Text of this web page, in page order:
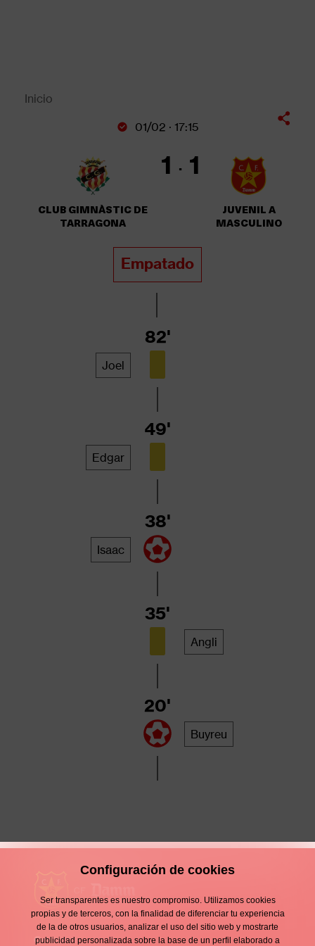
Sobrescribir
la
navegación
Inicio
01/02 · 17:15
CLUB GIMNÀSTIC DE
TARRAGONA
1 1
JUVENIL A
MASCULINO
Empatado
Joel
82'
Edgar
49'
Isaac
38'
Angli
35'
Buyreu
20'
Contacto
Configuración de cookies
Ser transparentes es nuestro compromiso. Utilizamos cookies
propias y de terceros, con la finalidad de diferenciar tu experiencia
de la de otros usuarios, analizar el uso del sitio web y mostrarte
publicidad personalizada sobre la base de un perfil elaborado a